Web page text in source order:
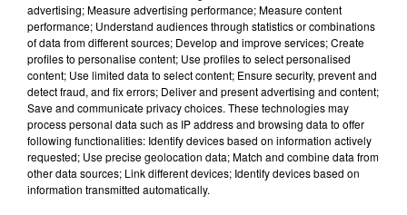
caractéristiques. Celui de la Vallée de la Mortpar exemple
aux Etats-Unis ou le désert moins connu duNamaqualand
en Afrique du Sud. Et en Californie, en 2017, le désert appelé
Anza-Borregos'est aussi couvert de millions de fleurs
violettes. Plus près de chez nous, si un jour vous avez
l'occasion de visiter l'île de Mykonos en Grèce, réputée
sèche et rocailleuse, vous aurez la surprise au printemps de
voir là-bas d'immenses parterres de coquelicots. Ils
recouvrent les roches et les champs et apportent cette
advertising; Measure advertising performance; Measure content
performance; Understand audiences through statistics or combinations
of data from different sources; Develop and improve services; Create
profiles to personalise content; Use profiles to select personalised
content; Use limited data to select content; Ensure security, prevent and
detect fraud, and fix errors; Deliver and present advertising and content;
Save and communicate privacy choices. These technologies may
process personal data such as IP address and browsing data to offer
following functionalities: Identify devices based on information actively
requested; Use precise geolocation data; Match and combine data from
other data sources; Link different devices; Identify devices based on
information transmitted automatically.